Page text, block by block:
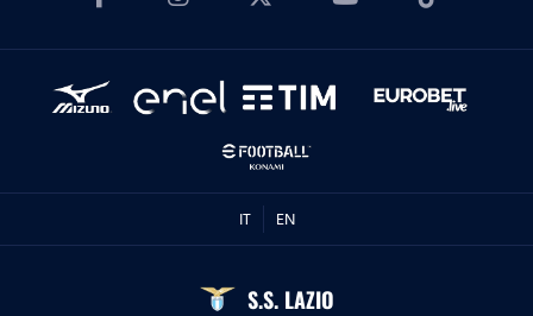
IT EN
S.S. LAZIO